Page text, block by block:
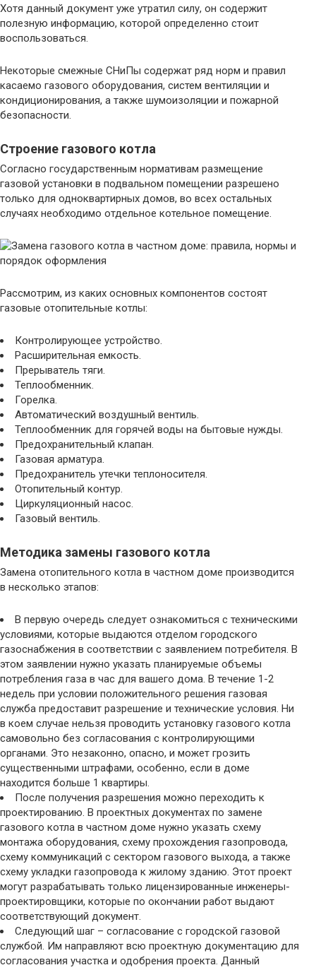
Хотя данный документ уже утратил силу, он содержит
полезную информацию, которой определенно стоит
воспользоваться.
Некоторые смежные СНиПы содержат ряд норм и правил
касаемо газового оборудования, систем вентиляции и
кондиционирования, а также шумоизоляции и пожарной
безопасности.
Строение газового котла
Согласно государственным нормативам размещение
газовой установки в подвальном помещении разрешено
только для одноквартирных домов, во всех остальных
случаях необходимо отдельное котельное помещение.
Рассмотрим, из каких основных компонентов состоят
газовые отопительные котлы:
Контролирующее устройство.
Расширительная емкость.
Прерыватель тяги.
Теплообменник.
Горелка.
Автоматический воздушный вентиль.
Теплообменник для горячей воды на бытовые нужды.
Предохранительный клапан.
Газовая арматура.
Предохранитель утечки теплоносителя.
Отопительный контур.
Циркуляционный насос.
Газовый вентиль.
Методика замены газового котла
Замена отопительного котла в частном доме производится
в несколько этапов:
В первую очередь следует ознакомиться с техническими
условиями, которые выдаются отделом городского
газоснабжения в соответствии с заявлением потребителя. В
этом заявлении нужно указать планируемые объемы
потребления газа в час для вашего дома. В течение 1-2
недель при условии положительного решения газовая
служба предоставит разрешение и технические условия. Ни
в коем случае нельзя проводить установку газового котла
самовольно без согласования с контролирующими
органами. Это незаконно, опасно, и может грозить
существенными штрафами, особенно, если в доме
находится больше 1 квартиры.
После получения разрешения можно переходить к
проектированию. В проектных документах по замене
газового котла в частном доме нужно указать схему
монтажа оборудования, схему прохождения газопровода,
схему коммуникаций с сектором газового выхода, а также
схему укладки газопровода к жилому зданию. Этот проект
могут разрабатывать только лицензированные инженеры-
проектировщики, которые по окончании работ выдают
соответствующий документ.
Следующий шаг – согласование с городской газовой
службой. Им направляют всю проектную документацию для
согласования участка и одобрения проекта. Данный